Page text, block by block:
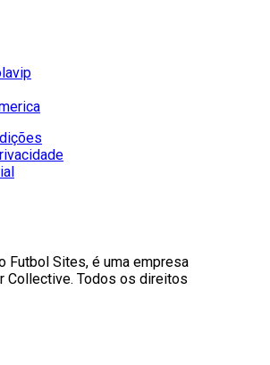
Futbol Sites, é uma empresa
Collective. Todos os direitos